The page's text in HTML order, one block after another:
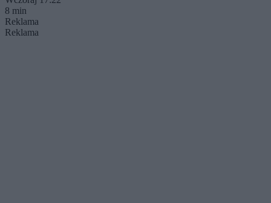
8 min
Reklama
Reklama